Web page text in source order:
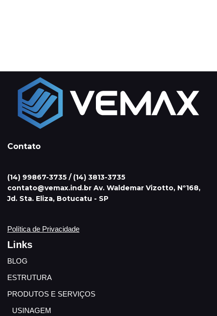
Contato
(14) 99867-3735 / (14) 3813-3735
contato@vemax.ind.br Av. Waldemar Vizotto, Nº168,
Jd. Sta. Eliza, Botucatu - SP
Política de Privacidade
Links
BLOG
ESTRUTURA
PRODUTOS E SERVIÇOS
USINAGEM